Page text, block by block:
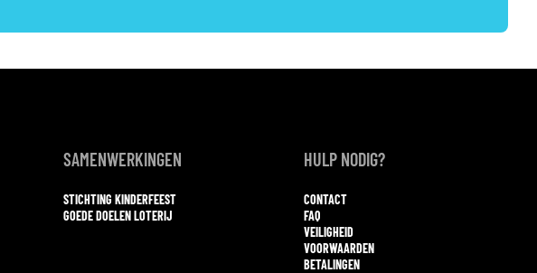
SAMENWERKINGEN
STICHTING KINDERFEEST
GOEDE DOELEN LOTERIJ
HULP NODIG?
CONTACT
FAQ
VEILIGHEID
VOORWAARDEN
BETALINGEN